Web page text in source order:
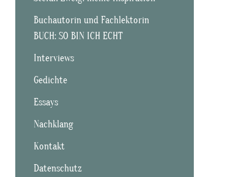
Buchautorin und Fachlektorin
BUCH: SO BIN ICH ECHT
Interviews
Gedichte
Essays
Nachklang
Kontakt
Datenschutz